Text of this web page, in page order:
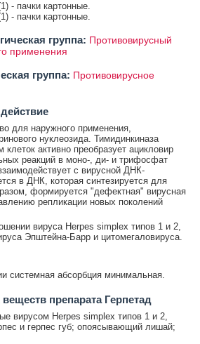
- пачки картонные.
- пачки картонные.
группа: Противовирусный
применения
группа: Противовирусное
для наружного применения,
нуклеозида. Тимидинкиназа
активно преобразует ацикловир
реакций в моно-, ди- и трифосфат
с вирусной ДНК-
в ДНК, которая синтезируется для
формируется "дефектная" вирусная
репликации новых поколений
вируса Herpes simplex типов 1 и 2,
Эпштейна-Барр и цитомегаловируса.
системная абсорбция минимальная.
препарата Герпетад
вирусом Herpes simplex типов 1 и 2,
и герпес губ; опоясывающий лишай;